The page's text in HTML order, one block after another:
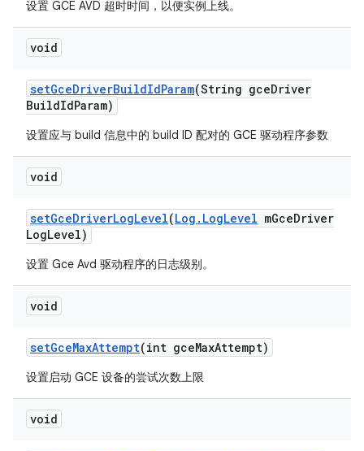
设置 GCE AVD 超时时间，以便实例上线。
void
setGceDriverBuildIdParam(String gceDriver
BuildIdParam)
设置应与 build 信息中的 build ID 配对的 GCE 驱动程序参数
void
setGceDriverLogLevel(Log . LogLevel mGceDriver
LogLevel)
设置 Gce Avd 驱动程序的日志级别。
void
setGceMaxAttempt(int gceMaxAttempt)
设置启动 GCE 设备的尝试次数上限
void